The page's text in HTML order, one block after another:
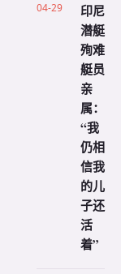
04-29
印尼
潜艇
殉难
艇员
亲
属：
“我
仍相
信我
的儿
子还
活
着”